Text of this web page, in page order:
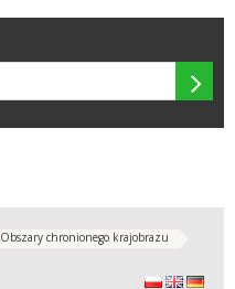

Obszary chronionego krajobrazu
polskiEnglish